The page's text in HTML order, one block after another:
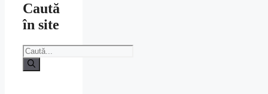
Caută
în site
Caută
după: